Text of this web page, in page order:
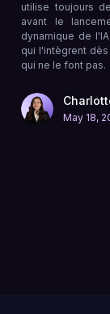
utilise toujours
avant le
dynamique de
qui l'intègrent
qui ne le font pas.
May 18,